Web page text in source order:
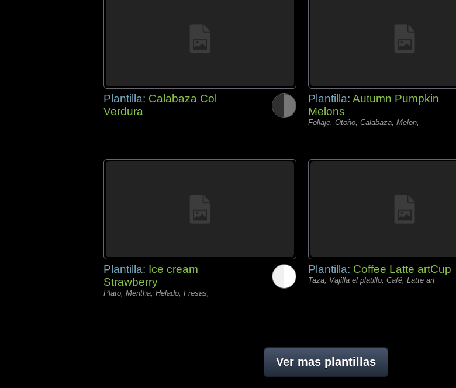
Plantilla: Calabaza Col
Verdura
Plantilla: Autumn Pumpkin
Melons
Follaje, Otoño, Calabaza, Melon,
Plantilla: Ice cream
Strawberry
Plato, Mentha, Helado, Fresas,
Plantilla: Coffee Latte artCup
Taza, Vajilla el platillo, Café, Latte art
Ver mas plantillas